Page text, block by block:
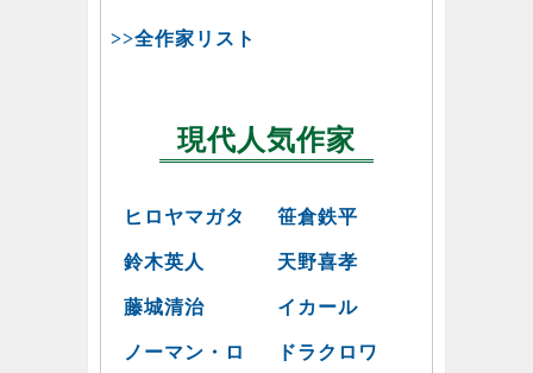
>>全作家リスト
現代人気作家
ヒロヤマガタ 笹倉鉄平
鈴木英人 天野喜孝
藤城清治 イカール
ノーマン・ロ
ドラクロワ